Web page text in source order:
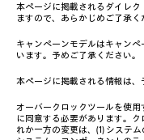
本ページに掲載されるダイレ
ますので、あらかじめご了承く
キャンペーンモデルはキャン
います。予めご了承ください。
本ページに掲載される情報は、
オーバークロックツールを使用
に同意する必要があります。
れか一方の変更は、(1) システ